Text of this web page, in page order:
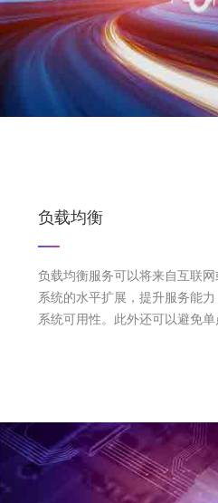
负载均衡
负载均衡服务可以将来自互联
系统的水平扩展，提升服务能
系统可用性。此外还可以避免单